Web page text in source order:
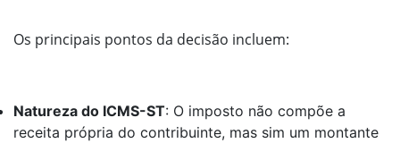
Os principais pontos da decisão incluem:
Natureza do ICMS-ST: O imposto não compõe a
receita própria do contribuinte, mas sim um montante